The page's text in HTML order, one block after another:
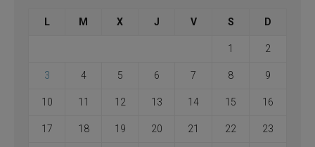
L M X J V S D
1 2
3 4 5 6 7 8 9
10 11 12 13 14 15 16
17 18 19 20 21 22 23